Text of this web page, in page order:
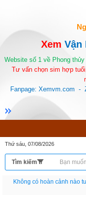
Xem Vận
Website số 1 về Phong
Tư vấn chọn sim hợp
Fanpage: Xemvm.com -
Thứ sáu, 07/08/2026
Nếu như không chịu học